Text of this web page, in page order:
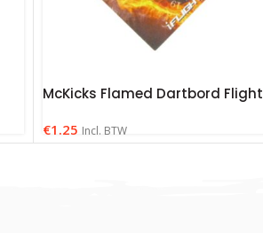
McKicks Flamed Dartbord Flight
€1.25 Incl. BTW